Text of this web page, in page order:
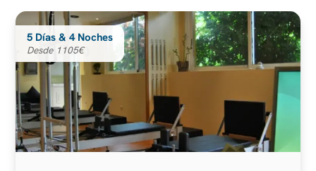
5 Días & 4 Noches
Desde 1105€